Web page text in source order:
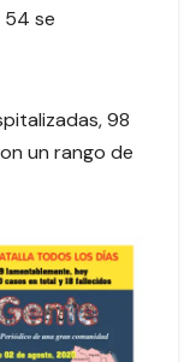
54 se
98
un rango de